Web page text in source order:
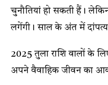
चुनौतियां हो सकती हैं।
लगेंगी। साल के अंत में दांपत्य
2025 तुला राशि वालों के
अपने वैवाहिक जीवन का